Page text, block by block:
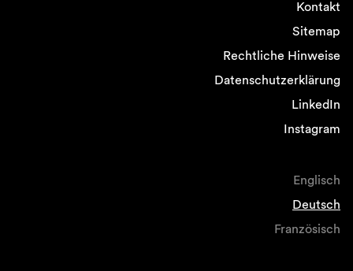
Kontakt
Sitemap
Rechtliche Hinweise
Datenschutzerklärung
LinkedIn
Instagram
Englisch
Deutsch
Französisch